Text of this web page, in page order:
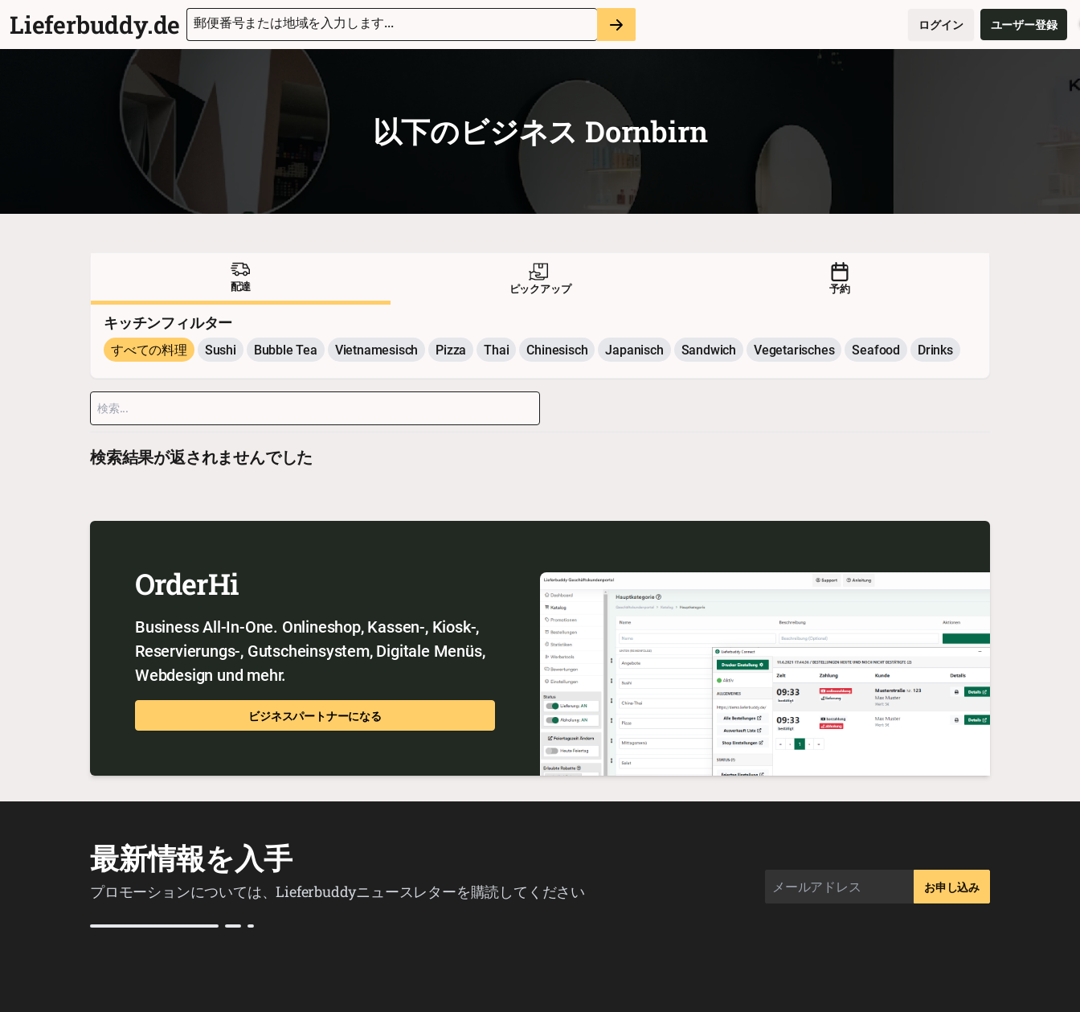
Lieferbuddy.de 郵便番号または地域を入力します... ログイン ユーザー登録
以下のビジネス Dornbirn
配達 ピックアップ 予約
キッチンフィルター
すべての料理 Sushi Bubble Tea Vietnamesisch Pizza Thai Chinesisch Japanisch Sandwich Vegetarisches Seafood Drinks
検索結果が返されませんでした
OrderHi
Business All-In-One. Onlineshop, Kassen-, Kiosk-,
Reservierungs-, Gutscheinsystem, Digitale Menüs,
Webdesign und mehr.
ビジネスパートナーになる
最新情報を入手
プロモーションについては、Lieferbuddyニュースレターを購読してください お申し込み